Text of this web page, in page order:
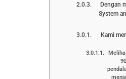
Dengan
System
Kami